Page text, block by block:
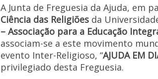
A Junta de Freguesia da Ajuda, em
Ciência das Religiões da
– Associação para a Educação
associam-se a este movimento
evento Inter-Religioso, “AJUDA EM
privilegiado desta Freguesia.